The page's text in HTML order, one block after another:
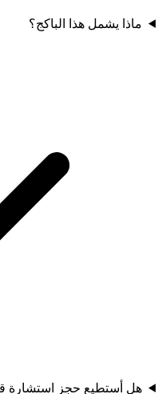
ماذا يشمل هذا الباكج؟
هل أستطيع حجز استشارة